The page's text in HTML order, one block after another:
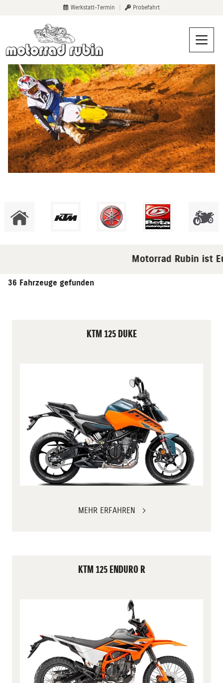
Werkstatt-Termin Probefahrt
Motorrad Rubin ist
36 Fahrzeuge gefunden
KTM 125 DUKE
MEHR ERFAHREN
KTM 125 ENDURO R